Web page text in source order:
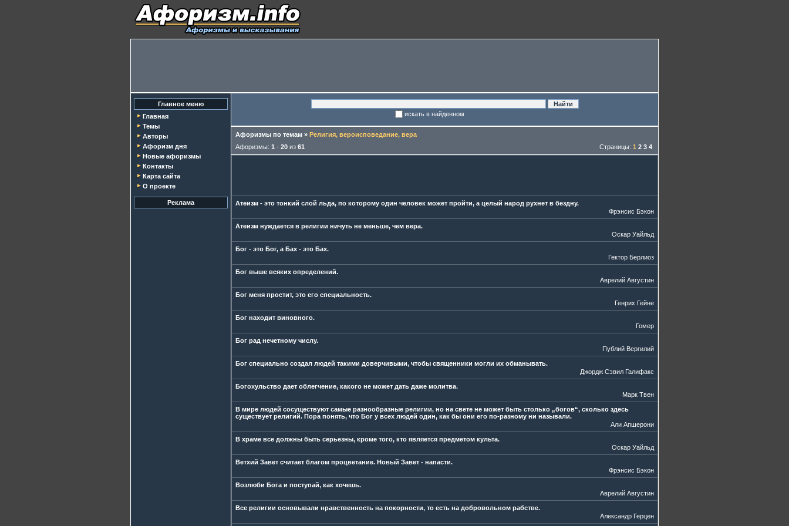
Главное меню
Главная
Темы
Авторы
Афоризм дня
Новые афоризмы
Контакты
Карта сайта
О проекте
Реклама
искать в найденном
Афоризмы по темам » Религия, вероисповедание, вера
Афоризмы: 1 - 20 из 61 Страницы: 1 2 3 4
Атеизм - это тонкий слой льда, по которому один человек может пройти, а целый народ рухнет в бездну.
Фрэнсис Бэкон
Атеизм нуждается в религии ничуть не меньше, чем вера.
Оскар Уайльд
Бог - это Бог, а Бах - это Бах.
Гектор Берлиоз
Бог выше всяких определений.
Аврелий Августин
Бог меня простит, это его специальность.
Генрих Гейне
Бог находит виновного.
Гомер
Бог рад нечетному числу.
Публий Вергилий
Бог специально создал людей такими доверчивыми, чтобы священники могли их обманывать.
Джордж Сэвил Галифакс
Богохульство дает облегчение, какого не может дать даже молитва.
Марк Твен
В мире людей сосуществуют самые разнообразные религии, но на свете не может быть столько „богов“, сколько здесь
существует религий. Пора понять, что Бог у всех людей один, как бы они его по-разному ни называли.
Али Апшерони
В храме все должны быть серьезны, кроме того, кто является предметом культа.
Оскар Уайльд
Ветхий Завет считает благом процветание. Новый Завет - напасти.
Фрэнсис Бэкон
Возлюби Бога и поступай, как хочешь.
Аврелий Августин
Все религии основывали нравственность на покорности, то есть на добровольном рабстве.
Александр Герцен